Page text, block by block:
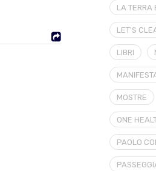
LA TERRA
LET'S
LIBRI
MOSTRE
ONE
PAOLO